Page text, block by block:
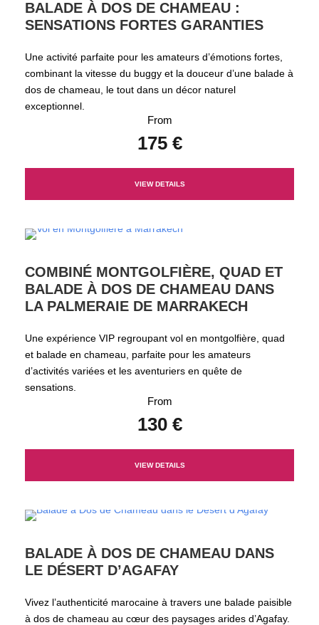
BALADE À DOS DE CHAMEAU :
SENSATIONS FORTES GARANTIES
Une activité parfaite pour les amateurs d’émotions fortes,
combinant la vitesse du buggy et la douceur d’une balade à
dos de chameau, le tout dans un décor naturel
exceptionnel.
From
175 €
VIEW DETAILS
COMBINÉ MONTGOLFIÈRE, QUAD ET
BALADE À DOS DE CHAMEAU DANS
LA PALMERAIE DE MARRAKECH
Une expérience VIP regroupant vol en montgolfière, quad
et balade en chameau, parfaite pour les amateurs
d’activités variées et les aventuriers en quête de
sensations.
From
130 €
VIEW DETAILS
BALADE À DOS DE CHAMEAU DANS
LE DÉSERT D’AGAFAY
Vivez l’authenticité marocaine à travers une balade paisible
à dos de chameau au cœur des paysages arides d’Agafay.